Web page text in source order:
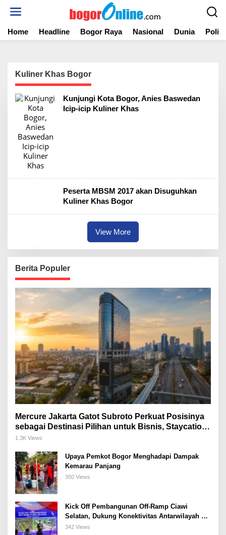
t
Home Headline Bogor Raya Nasional Dunia
Kuliner Khas Bogor
Kunjungi Kota Bogor, Anies Baswedan
Icip-icip Kuliner Khas
Peserta MBSM 2017 akan Disuguhkan
Kuliner Khas Bogor
View More
Berita Populer
Mercure Jakarta Gatot Subroto Perkuat Posisinya
sebagai Destinasi Pilihan untuk Bisnis, Staycation,
Meeting, dan Kuliner di Jakarta Selatan
1.3K Views
Upaya Pemkot Bogor Menghadapi Dampak
Kemarau Panjang
350 Views
Kick Off Pembangunan Off-Ramp Ciawi
Selatan, Dukung Konektivitas Antarwilayah di
Bogor Selatan
342 Views